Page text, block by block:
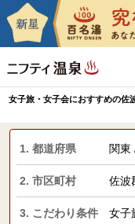
女子旅・女子会におすすめの佐
1. 都道府県 関東
2. 市区町村 佐波
3. こだわり条件 女子